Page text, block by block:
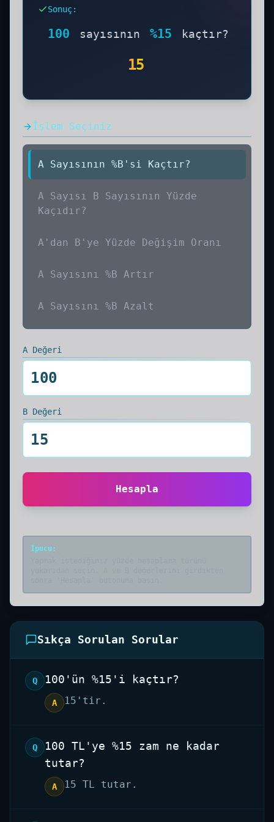
Sayısının Yüzde 15'i Kaçtır işleminin
sonucunu ve çözüm aşamalarını aşağıda
görebilirsiniz. Adım adım hesaplama
Sonuç:
100 sayısının %15 kaçtır?
15
İşlem Seçiniz
A Sayısının %B'si Kaçtır?
A Sayısı B Sayısının Yüzde
Kaçıdır?
A'dan B'ye Yüzde Değişim Oranı
A Sayısını %B Artır
A Sayısını %B Azalt
A Değeri
B Değeri
Hesapla
İpucu :
Sıkça Sorulan Sorular
Q 100'ün %15'i kaçtır?
A 15'tir.
Q
100 TL'ye %15 zam ne kadar
tutar?
A 15 TL tutar.